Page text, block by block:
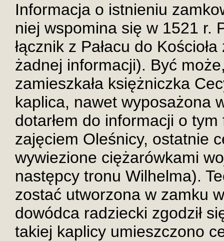
Informacja o istnieniu
niej wspomina się w 1521 r.
łącznik z Pałacu do
żadnej informacji). Być
zamieszkała księżniczka
kaplica, nawet wyposażona
dotarłem do informacji o
zajęciem Oleśnicy, ostatnie
wywiezione ciężarówkami
następcy tronu Wilhelma).
zostać utworzona w zamku
dowódca radziecki zgodził
takiej kaplicy umieszczono